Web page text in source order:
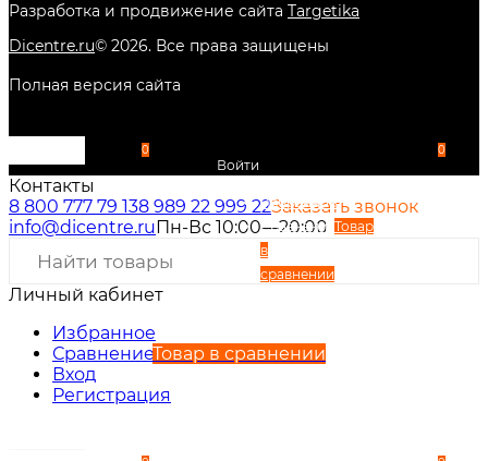
Разработка и продвижение сайта Targetika
Dicentre.ru© 2026. Все права защищены
Полная версия сайта
0
Войти
Избранное
Сравнение Товар
в
сравнении
0
Контакты
8 800 777 79 138 989 22 999 22Заказать звонок
info@dicentre.ruПн-Вс 10:00—20:00
Личный кабинет
Избранное
СравнениеТовар в сравнении
Вход
Регистрация